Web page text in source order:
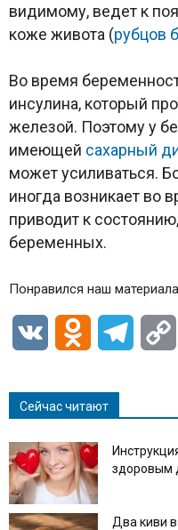
видимому, ведет к
коже живота (рубцов
Во время
инсулина, который
железой. Поэтому у
имеющей сахарный
может усиливаться.
иногда возникает во
приводит к
беременных.
Понравился наш
VK Odnoklassniki
Сейчас читают
здоровым
Два киви